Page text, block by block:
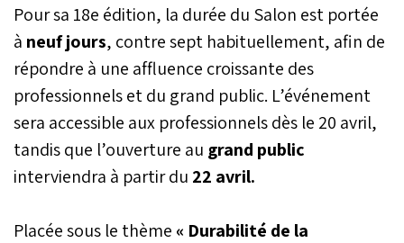
Pour sa 18e édition, la durée du Salon est portée
à neuf jours, contre sept habituellement, afin de
répondre à une affluence croissante des
professionnels et du grand public. L’événement
sera accessible aux professionnels dès le 20 avril,
tandis que l’ouverture au grand public
interviendra à partir du 22 avril.
Placée sous le thème « Durabilité de la